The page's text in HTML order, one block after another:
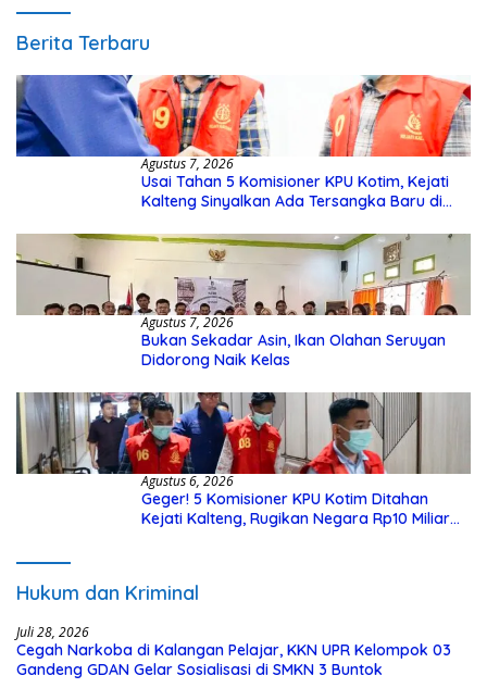
Berita Terbaru
Agustus 7, 2026
Usai Tahan 5 Komisioner KPU Kotim, Kejati
Kalteng Sinyalkan Ada Tersangka Baru di
Agustus 7, 2026
Bukan Sekadar Asin, Ikan Olahan Seruyan
Didorong Naik Kelas
Agustus 6, 2026
Geger! 5 Komisioner KPU Kotim Ditahan
Kejati Kalteng, Rugikan Negara Rp10 Miliar
Hukum dan Kriminal
Juli 28, 2026
Cegah Narkoba di Kalangan Pelajar, KKN UPR Kelompok 03
Gandeng GDAN Gelar Sosialisasi di SMKN 3 Buntok